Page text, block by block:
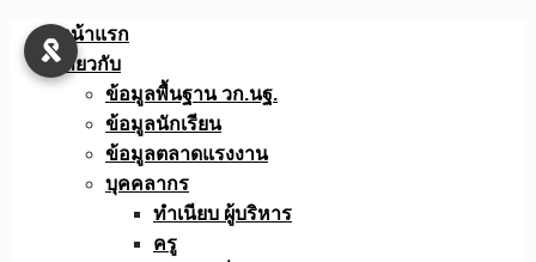
Skip
หน้าแรก
เกี่ยวกับ
ข้อมูลพื้นฐาน วก.นฐ.
ข้อมูลนักเรียน
ข้อมูลตลาดแรงงาน
บุคคลากร
ทำเนียบ ผู้บริหาร
ครู